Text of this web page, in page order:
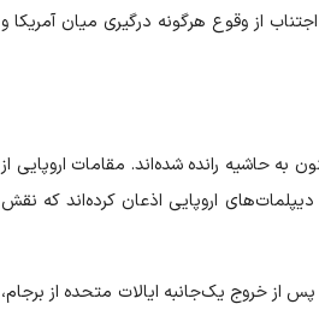
از وقوع هرگونه درگیری میان آمریکا و
حاشیه رانده شده‌اند. مقامات اروپایی از
اروپایی اذعان کرده‌اند که نقش
از خروج یک‌جانبه ایالات متحده از برجام،